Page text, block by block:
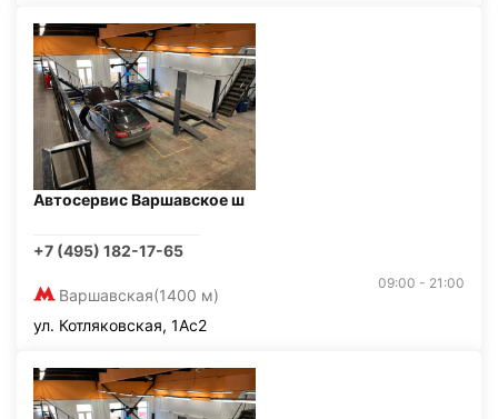
Автосервис Варшавское ш
+7 (495) 182-17-65
Варшавская(1400 м)
09:00 - 21:00
ул. Котляковская, 1Ас2